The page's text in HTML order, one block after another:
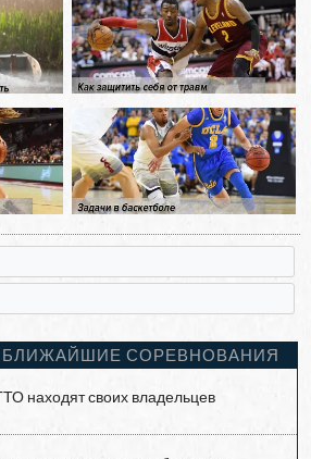
БЛИЖАЙШИЕ СОРЕВНОВАНИЯ
находят своих владельцев